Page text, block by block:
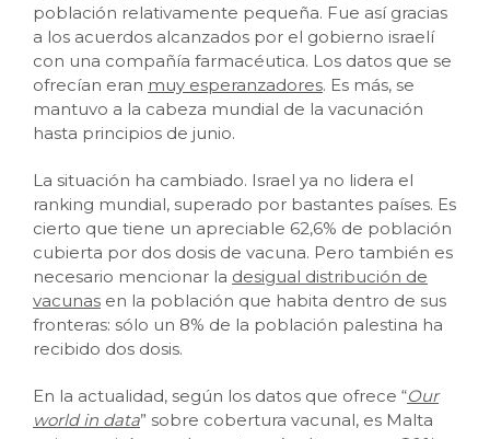
población relativamente pequeña. Fue así gracias
a los acuerdos alcanzados por el gobierno israelí
con una compañía farmacéutica. Los datos que se
ofrecían eran muy esperanzadores. Es más, se
mantuvo a la cabeza mundial de la vacunación
hasta principios de junio.
La situación ha cambiado. Israel ya no lidera el
ranking mundial, superado por bastantes países. Es
cierto que tiene un apreciable 62,6% de población
cubierta por dos dosis de vacuna. Pero también es
necesario mencionar la desigual distribución de
vacunas en la población que habita dentro de sus
fronteras: sólo un 8% de la población palestina ha
recibido dos dosis.
En la actualidad, según los datos que ofrece “Our
world in data” sobre cobertura vacunal, es Malta